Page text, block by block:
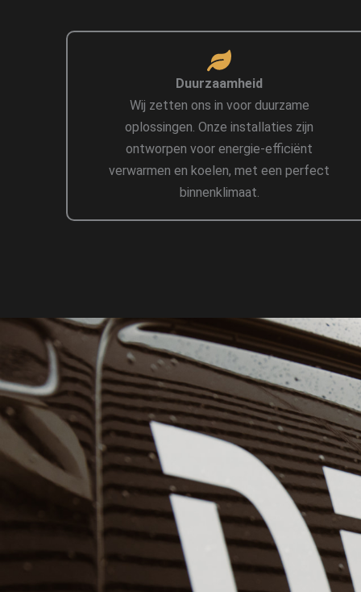
Duurzaamheid
Wij zetten ons in voor duurzame
oplossingen. Onze installaties zijn
ontworpen voor energie-efficiënt
verwarmen en koelen, met een perfect
binnenklimaat.